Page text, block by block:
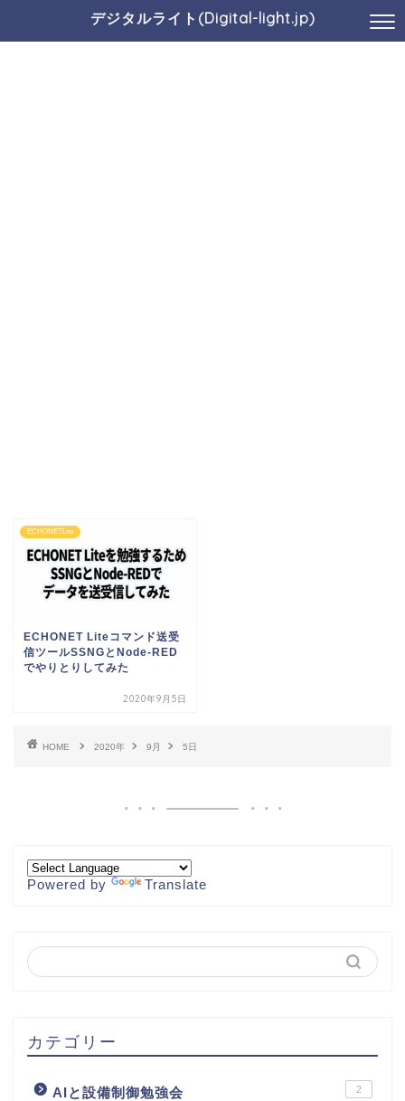
デジタルライト(Digital-light.jp)
ECHONETLite
ECHONET Liteコマンド送受
信ツールSSNGとNode-RED
でやりとりしてみた
2020年9月5日
HOME 2020年 9月 5日
Powered by Translate
カテゴリー
AIと設備制御勉強会 2